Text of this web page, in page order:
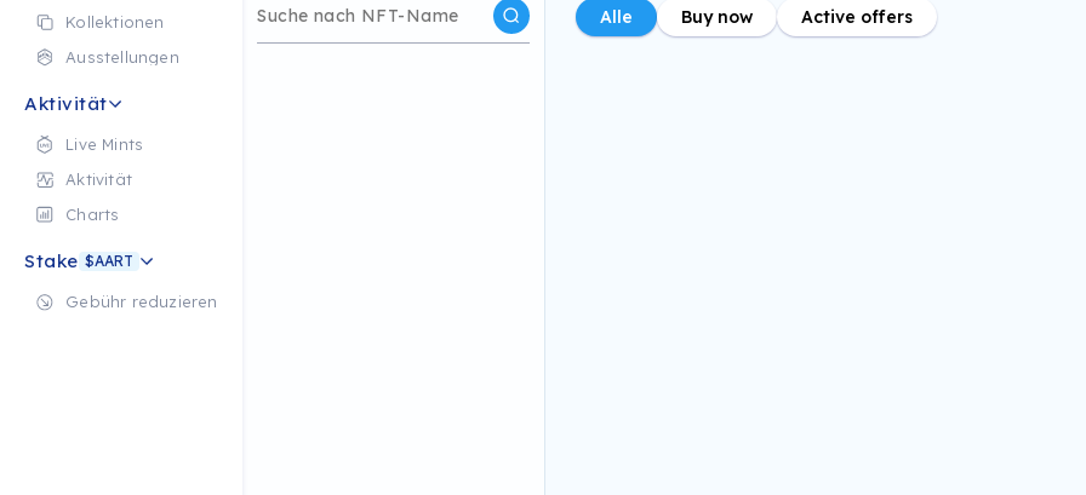
Kollektionen
Ausstellungen
Aktivität
Live Mints
Aktivität
Charts
Stake $AART
Gebühr reduzieren
Alle Buy now Active offers